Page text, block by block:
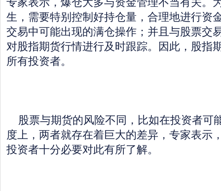
生，需要特别控制好持仓量，合理地进行资
交易中可能出现的满仓操作；并且与股票交
对股指期货行情进行及时跟踪。因此，股指
所有投资者。
股票与期货的风险不同，比如在投资者可
度上，两者就存在着巨大的差异，专家表示
投资者十分必要对此有所了解。